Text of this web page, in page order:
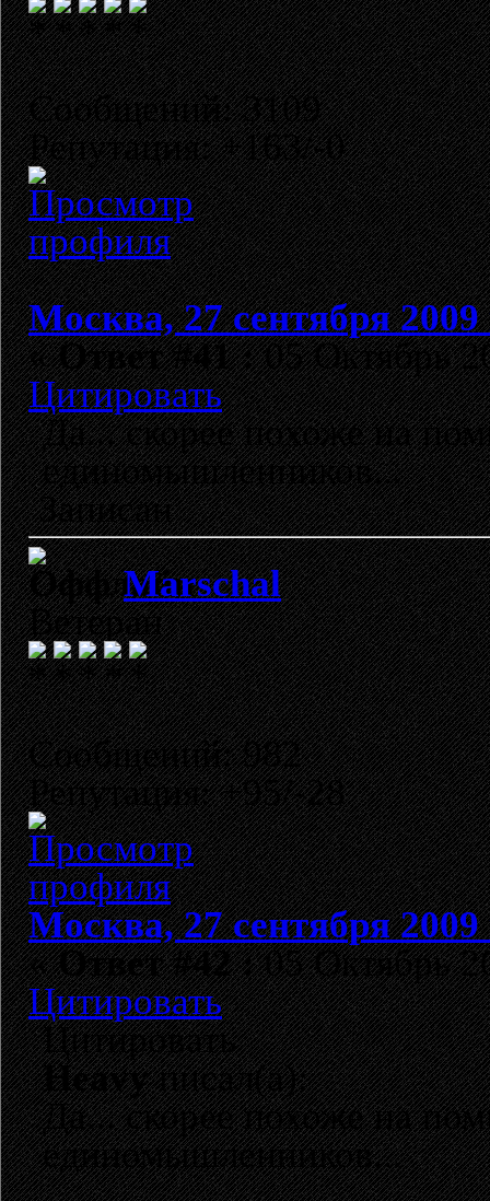
Сообщений: 3109
Репутация: +163/-0
Москва, 27 сентября 2009
«Ответ #41 :05 Октябрь
Цитировать
Да... скорее похоже на
единомышленников...
Записан
Marschal
Ветеран
Сообщений: 982
Репутация: +95/-28
Москва, 27 сентября 2009
«Ответ #42 :05 Октябрь
Цитировать
Цитировать
Heavyписал(а):
Да... скорее похоже на
единомышленников...